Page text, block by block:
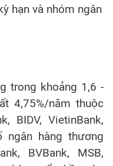
hạn và nhóm ngân
trong khoảng 1,6 -
4,75%/năm thuộc
BIDV, VietinBank,
ngân hàng thương
BVBank, MSB,